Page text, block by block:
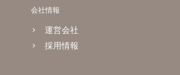
会社情報
運営会社
採用情報